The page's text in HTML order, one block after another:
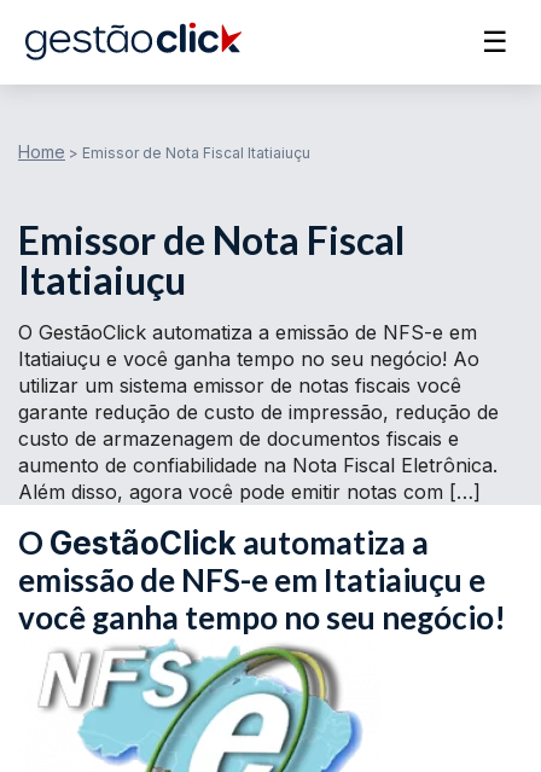
☰
Home > Emissor de Nota Fiscal Itatiaiuçu
Emissor de Nota Fiscal
Itatiaiuçu
O GestãoClick automatiza a emissão de NFS-e em
Itatiaiuçu e você ganha tempo no seu negócio! Ao
utilizar um sistema emissor de notas fiscais você
garante redução de custo de impressão, redução de
custo de armazenagem de documentos fiscais e
aumento de confiabilidade na Nota Fiscal Eletrônica.
Além disso, agora você pode emitir notas com […]
O GestãoClick automatiza a
emissão de NFS-e em Itatiaiuçu e
você ganha tempo no seu negócio!